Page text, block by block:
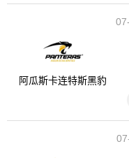
阿瓜斯卡连特斯黑豹